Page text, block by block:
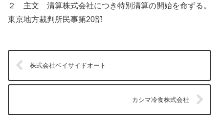
２ 主文 清算株式会社につき特別清算の開始を命ずる。
東京地方裁判所民事第20部
株式会社ベイサイドオート
カシマ冷食株式会社